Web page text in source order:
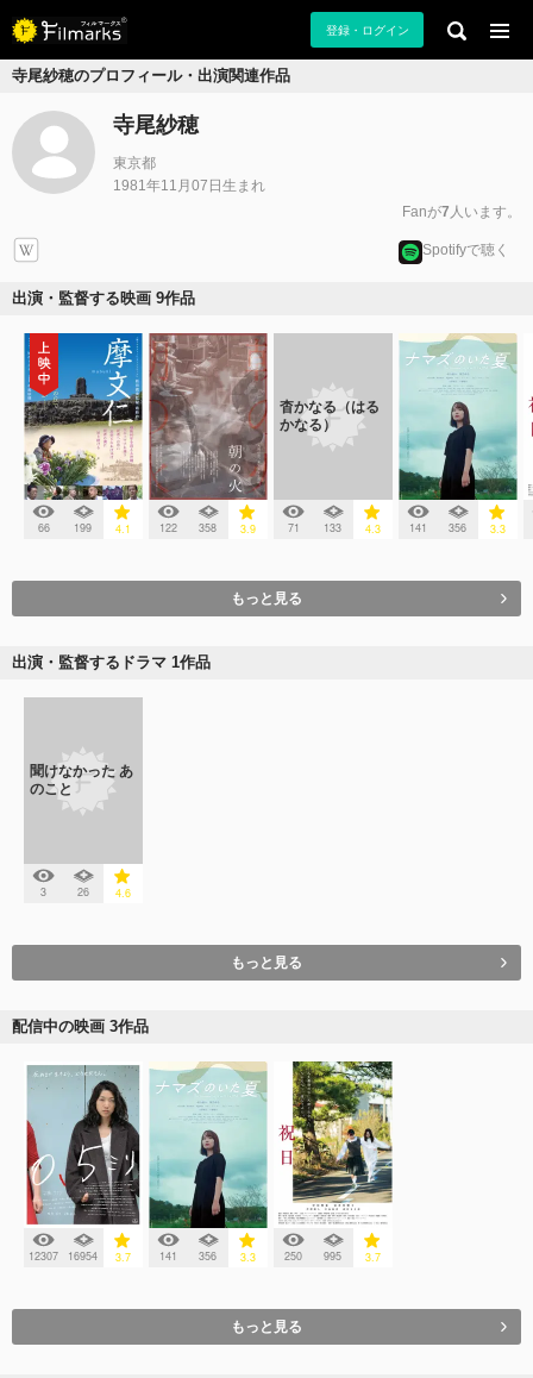
登録・ログイン
寺尾紗穂のプロフィール・出演関連作品
寺尾紗穂
東京都
1981年11月07日生まれ
Fanが7 人います。
Spotifyで聴く
出演・監督する映画 9作品
66 199 4.1 122 358 3.9
杳かなる（はる
かなる）
71 133 4.3 141 356 3.3
もっと見る
出演・監督するドラマ 1作品
聞けなかった あ
のこと
3 26 4.6
もっと見る
配信中の映画 3作品
12307 16954 3.7 141 356 3.3 250 995 3.7
もっと見る